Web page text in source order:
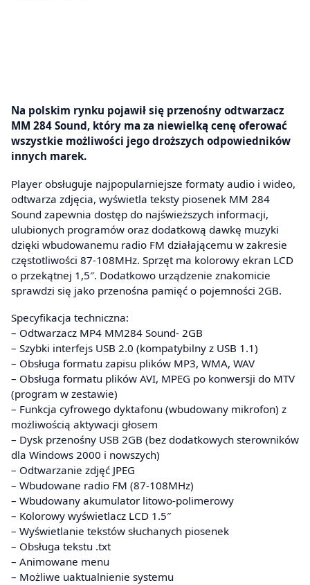
Na polskim rynku pojawił się przenośny odtwarzacz
MM 284 Sound, który ma za niewielką cenę oferować
wszystkie możliwości jego droższych odpowiedników
innych marek.
Player obsługuje najpopularniejsze formaty audio i wideo,
odtwarza zdjęcia, wyświetla teksty piosenek MM 284
Sound zapewnia dostęp do najświeższych informacji,
ulubionych programów oraz dodatkową dawkę muzyki
dzięki wbudowanemu radio FM działającemu w zakresie
częstotliwości 87-108MHz. Sprzęt ma kolorowy ekran LCD
o przekątnej 1,5″. Dodatkowo urządzenie znakomicie
sprawdzi się jako przenośna pamięć o pojemności 2GB.
Specyfikacja techniczna:
– Odtwarzacz MP4 MM284 Sound- 2GB
– Szybki interfejs USB 2.0 (kompatybilny z USB 1.1)
– Obsługa formatu zapisu plików MP3, WMA, WAV
– Obsługa formatu plików AVI, MPEG po konwersji do MTV
(program w zestawie)
– Funkcja cyfrowego dyktafonu (wbudowany mikrofon) z
możliwością aktywacji głosem
– Dysk przenośny USB 2GB (bez dodatkowych sterowników
dla Windows 2000 i nowszych)
– Odtwarzanie zdjęć JPEG
– Wbudowane radio FM (87-108MHz)
– Wbudowany akumulator litowo-polimerowy
– Kolorowy wyświetlacz LCD 1.5″
– Wyświetlanie tekstów słuchanych piosenek
– Obsługa tekstu .txt
– Animowane menu
– Możliwe uaktualnienie systemu